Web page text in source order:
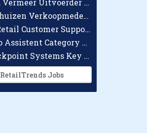
Dura Vermeer Uitvoerder Civiel Nijmegen
Duifhuizen Verkoopmedewerker Ridderkerk
EK Retail Customer Support Omnichannel
Hubo Assistent Category Manager
Checkpoint Systems Key Accountmanager Benelux
RetailTrends Jobs